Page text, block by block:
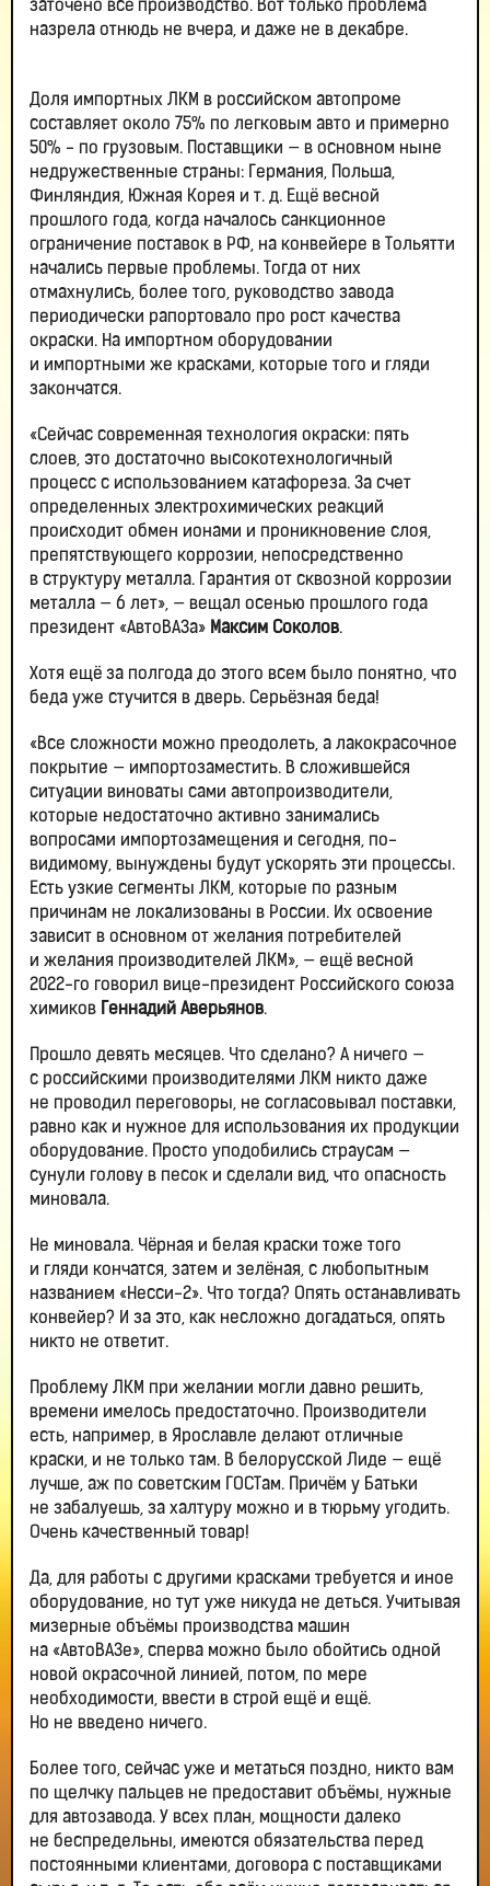
заточено всё производство. Вот только проблема
назрела отнюдь не вчера, и даже не в декабре.
Доля импортных ЛКМ в российском автопроме
составляет около 75% по легковым авто и примерно
50% - по грузовым. Поставщики — в основном ныне
недружественные страны: Германия, Польша,
Финляндия, Южная Корея и т. д. Ещё весной
прошлого года, когда началось санкционное
ограничение поставок в РФ, на конвейере в Тольятти
начались первые проблемы. Тогда от них
отмахнулись, более того, руководство завода
периодически рапортовало про рост качества
окраски. На импортном оборудовании
и импортными же красками, которые того и гляди
закончатся.
«Сейчас современная технология окраски: пять
слоев, это достаточно высокотехнологичный
процесс с использованием катафореза. За счет
определенных электрохимических реакций
происходит обмен ионами и проникновение слоя,
препятствующего коррозии, непосредственно
в структуру металла. Гарантия от сквозной коррозии
металла — 6 лет», — вещал осенью прошлого года
президент «АвтоВАЗа» Максим Соколов.
Хотя ещё за полгода до этого всем было понятно, что
беда уже стучится в дверь. Серьёзная беда!
«Все сложности можно преодолеть, а лакокрасочное
покрытие — импортозаместить. В сложившейся
ситуации виноваты сами автопроизводители,
которые недостаточно активно занимались
вопросами импортозамещения и сегодня, по-
видимому, вынуждены будут ускорять эти процессы.
Есть узкие сегменты ЛКМ, которые по разным
причинам не локализованы в России. Их освоение
зависит в основном от желания потребителей
и желания производителей ЛКМ», — ещё весной
2022-го говорил вице-президент Российского союза
химиков
Геннадий Аверьянов.
Прошло девять месяцев. Что сделано? А ничего —
с российскими производителями ЛКМ никто даже
не проводил переговоры, не согласовывал поставки,
равно как и нужное для использования их продукции
оборудование. Просто уподобились страусам —
сунули голову в песок и сделали вид, что опасность
миновала.
Не миновала. Чёрная и белая краски тоже того
и гляди кончатся, затем и зелёная, с любопытным
названием «Несси-2». Что тогда? Опять останавливать
конвейер? И за это, как несложно догадаться, опять
никто не ответит.
Проблему ЛКМ при желании могли давно решить,
времени имелось предостаточно. Производители
есть, например, в Ярославле делают отличные
краски, и не только там. В белорусской Лиде — ещё
лучше, аж по советским ГОСТам. Причём у Батьки
не забалуешь, за халтуру можно и в тюрьму угодить.
Очень качественный товар!
Да, для работы с другими красками требуется и иное
оборудование, но тут уже никуда не деться. Учитывая
мизерные объёмы производства машин
на «АвтоВАЗе», сперва можно было обойтись одной
новой окрасочной линией, потом, по мере
необходимости, ввести в строй ещё и ещё.
Но не введено ничего.
Более того, сейчас уже и метаться поздно, никто вам
по щелчку пальцев не предоставит объёмы, нужные
для автозавода. У всех план, мощности далеко
не беспредельны, имеются обязательства перед
постоянными клиентами, договора с поставщиками